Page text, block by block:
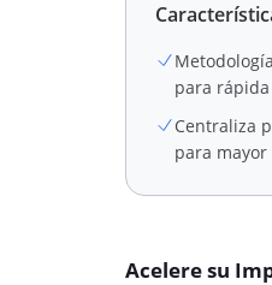
para
Centraliza
para
Acelere su